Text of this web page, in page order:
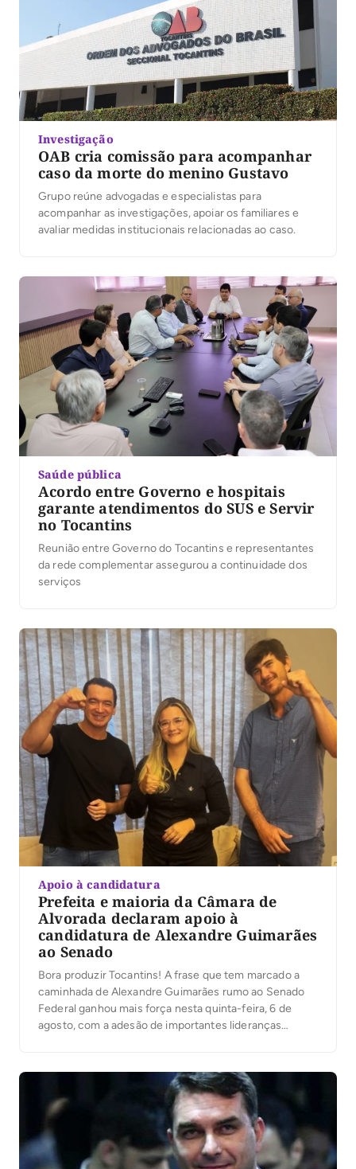
Investigação
OAB cria comissão para acompanhar
caso da morte do menino Gustavo
Grupo reúne advogadas e especialistas para
acompanhar as investigações, apoiar os familiares e
avaliar medidas institucionais relacionadas ao caso.
Saúde pública
Acordo entre Governo e hospitais
garante atendimentos do SUS e Servir
no Tocantins
Reunião entre Governo do Tocantins e representantes
da rede complementar assegurou a continuidade dos
serviços
Apoio à candidatura
Prefeita e maioria da Câmara de
Alvorada declaram apoio à
candidatura de Alexandre Guimarães
ao Senado
Bora produzir Tocantins! A frase que tem marcado a
caminhada de Alexandre Guimarães rumo ao Senado
Federal ganhou mais força nesta quinta-feira, 6 de
agosto, com a adesão de importantes lideranças